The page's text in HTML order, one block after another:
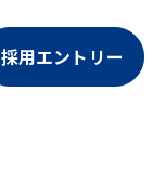
採用エントリー